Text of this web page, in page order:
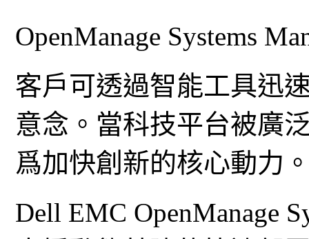
OpenManage Systems
客戶可透過智能工具迅
意念。當科技平台被廣
爲加快創新的核心動力
Dell EMC OpenManage